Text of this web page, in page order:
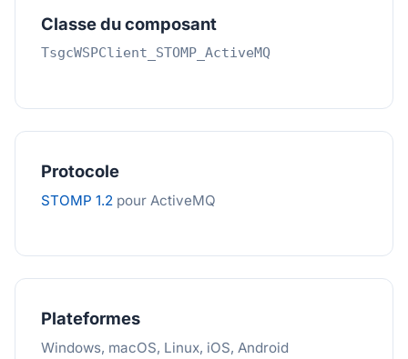
Classe du composant
TsgcWSPClient_STOMP_ActiveMQ
Protocole
STOMP 1.2 pour ActiveMQ
Plateformes
Windows, macOS, Linux, iOS, Android